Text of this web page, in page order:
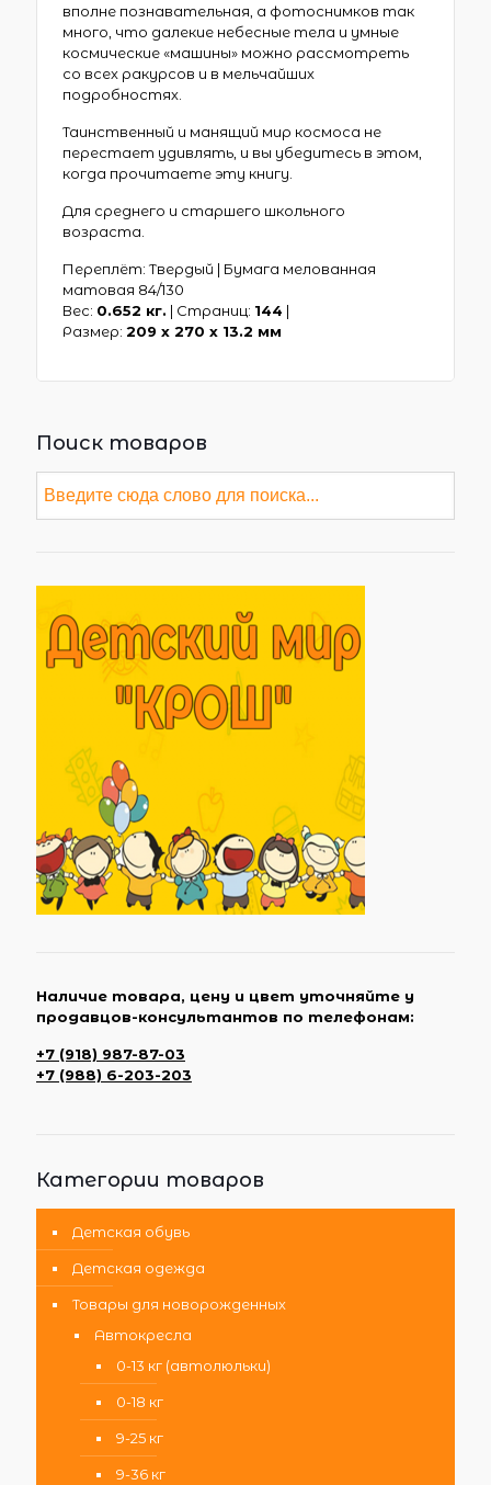
вполне познавательная, а фотоснимков так
много, что далекие небесные тела и умные
космические «машины» можно рассмотреть
со всех ракурсов и в мельчайших
подробностях.
Таинственный и манящий мир космоса не
перестает удивлять, и вы убедитесь в этом,
когда прочитаете эту книгу.
Для среднего и старшего школьного
возраста.
Переплёт: Твердый | Бумага мелованная
матовая 84/130
Вес: 0.652 кг. | Страниц: 144 |
Размер:209 х 270 x 13.2 мм
Поиск товаров
Наличие товара, цену и цвет уточняйте у
продавцов-консультантов по телефонам:
+7 (918) 987-87-03
+7 (988) 6-203-203
Категории товаров
Детская обувь
Детская одежда
Товары для новорожденных
Автокресла
0-13 кг (автолюльки)
0-18 кг
9-25 кг
9-36 кг